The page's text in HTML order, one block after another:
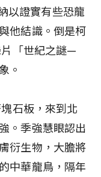
以證實有些恐龍
他結識。倒是柯
「世紀之謎—
。
石板，來到北
。季強慧眼認出
衍生物，大膽將
中華龍鳥，隔年